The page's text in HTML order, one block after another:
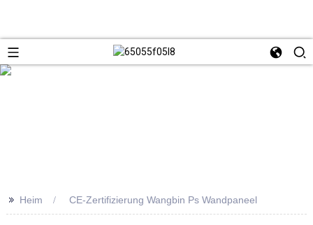
>> Heim CE-Zertifizierung Wangbin Ps Wandpaneel